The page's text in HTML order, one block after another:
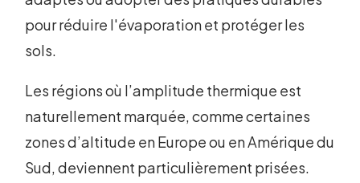
pour réduire l'évaporation et protéger les
sols.
Les régions où l’amplitude thermique est
naturellement marquée, comme certaines
zones d’altitude en Europe ou en Amérique du
Sud, deviennent particulièrement prisées.